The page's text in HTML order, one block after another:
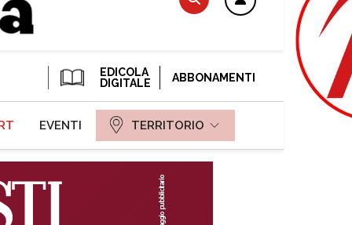
EDICOLA
DIGITALE
ABBONAMENTI
EVENTI TERRITORIO